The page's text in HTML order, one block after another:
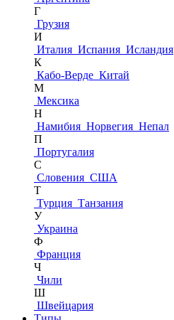
Г
Грузия
И
Италия Испания Исландия
К
Кабо-Верде Китай
М
Мексика
Н
Намибия Норвегия Непал
П
Португалия
С
Словения США
Т
Турция Танзания
У
Украина
Ф
Франция
Ч
Чили
Ш
Швейцария